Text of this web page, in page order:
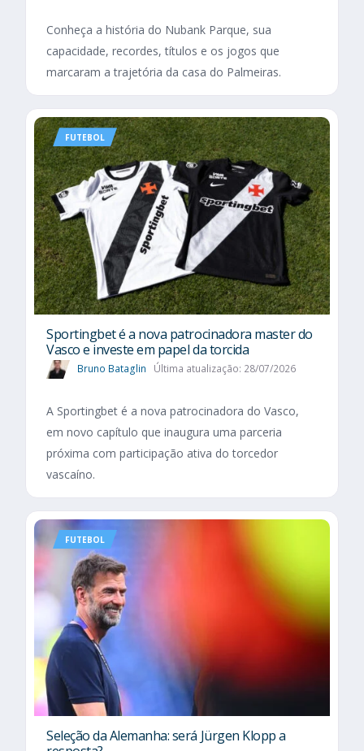
Conheça a história do Nubank Parque, sua
capacidade, recordes, títulos e os jogos que
marcaram a trajetória da casa do Palmeiras.
FUTEBOL
Sportingbet é a nova patrocinadora master do
Vasco e investe em papel da torcida
Bruno Bataglin Última atualização: 28/07/2026
A Sportingbet é a nova patrocinadora do Vasco,
em novo capítulo que inaugura uma parceria
próxima com participação ativa do torcedor
vascaíno.
FUTEBOL
Seleção da Alemanha: será Jürgen Klopp a